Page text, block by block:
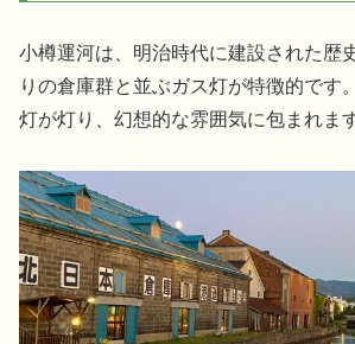
小樽運河は、明治時代に建設された歴
りの倉庫群と並ぶガス灯が特徴的です
灯が灯り、幻想的な雰囲気に包まれます